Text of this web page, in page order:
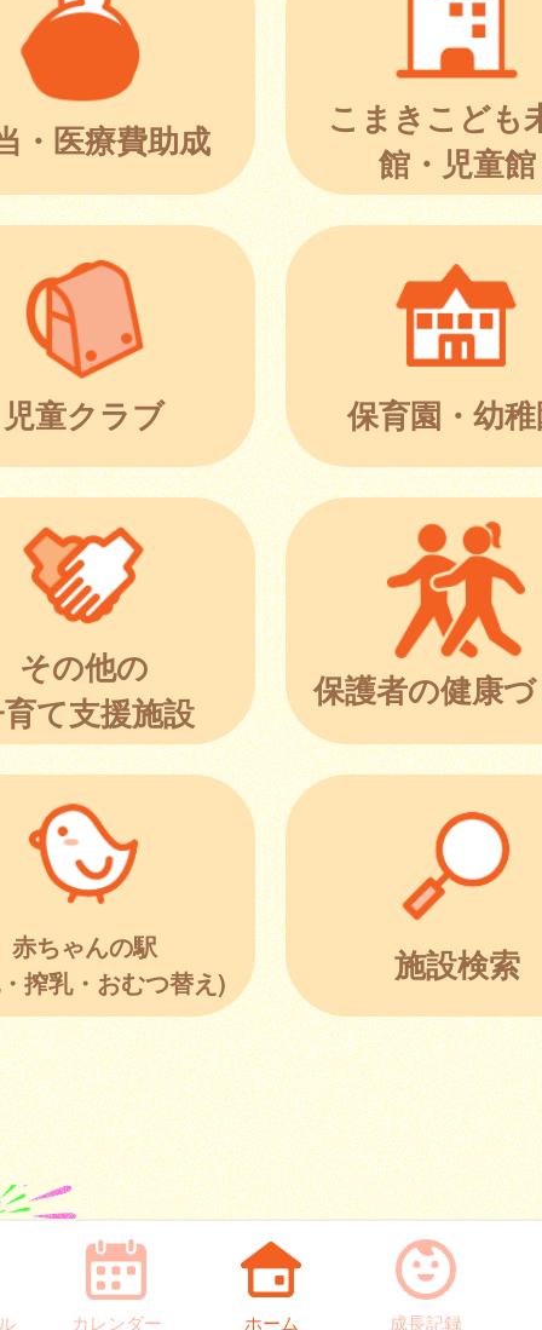
・医療費助成
こまきこども
館・児童館
児童クラブ 保育園・幼
その他の
て支援施設
保護者の健康
赤ちゃんの駅
搾乳・おむつ替え)
施設検索
カレンダー ホーム 成長記録